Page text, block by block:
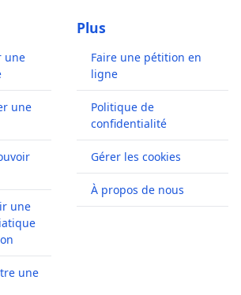
une
une
une
une
Plus
Faire une pétition en
ligne
Politique de
confidentialité
Gérer les cookies
À propos de nous